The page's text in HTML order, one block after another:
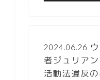
2024.06.26
者ジュリア
活動法違反